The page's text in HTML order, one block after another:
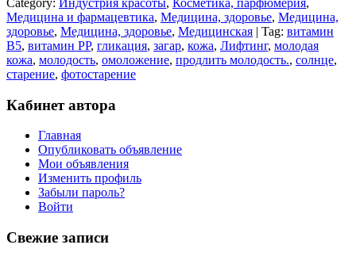
Category: Индустрия красоты, Косметика, парфюмерия,
Медицина и фармацевтика, Медицина, здоровье, Медицина,
здоровье, Медицина, здоровье, Медицинская | Tag: витамин
B5, витамин PP, гликация, загар, кожа, Лифтинг, молодая
кожа, молодость, омоложение, продлить молодость., солнце,
старение, фотостарение
Кабинет автора
Главная
Опубликовать объявление
Мои объявления
Изменить профиль
Забыли пароль?
Войти
Свежие записи